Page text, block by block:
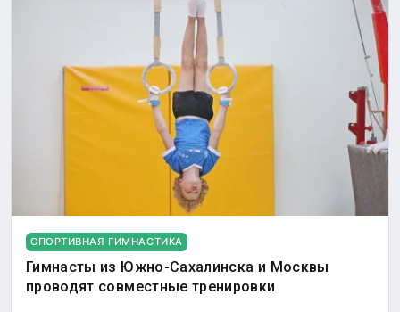
СПОРТИВНАЯ ГИМНАСТИКА
Гимнасты из Южно-Сахалинска и Москвы
проводят совместные тренировки